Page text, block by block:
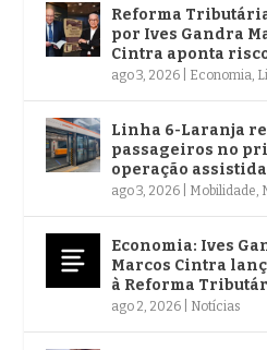
Reforma
por Ives Gandra
Cintra aponta
ago 3, 2026 Economia
Linha 6-Laranja
passageiros no
operação assistida
ago 3, 2026 Mobilidade
Economia: Ives
Marcos Cintra
à Reforma
ago 2, 2026 Notícias